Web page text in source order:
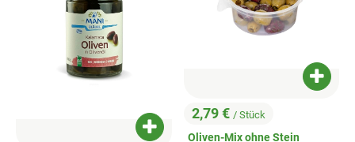
Produkt zum Warenkorb hinzufügen
, Preis:
2,79 € / Stück
Oliven-Mix ohne Stein